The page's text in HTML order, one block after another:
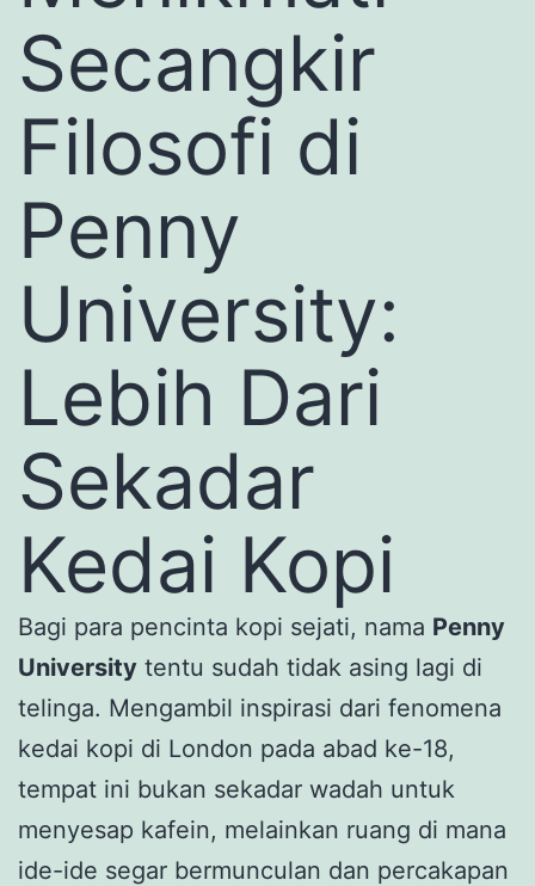
Secangkir
Filosofi di
Penny
University:
Lebih Dari
Sekadar
Kedai Kopi
Bagi para pencinta kopi sejati, nama Penny
University tentu sudah tidak asing lagi di
telinga. Mengambil inspirasi dari fenomena
kedai kopi di London pada abad ke-18,
tempat ini bukan sekadar wadah untuk
menyesap kafein, melainkan ruang di mana
ide-ide segar bermunculan dan percakapan